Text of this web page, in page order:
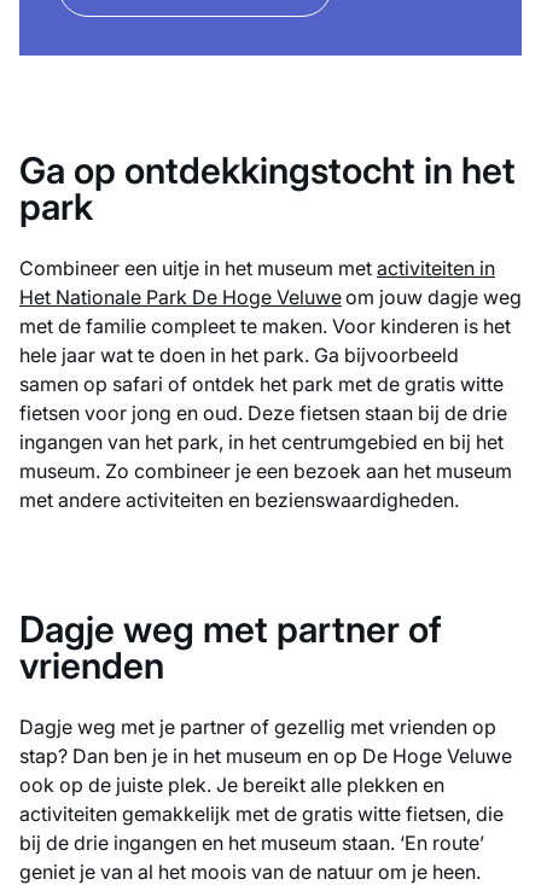
Ga op ontdekkingstocht in het
park
Combineer een uitje in het museum met activiteiten in
Het Nationale Park De Hoge Veluweom jouw dagje weg
met de familie compleet te maken. Voor kinderen is het
hele jaar wat te doen in het park. Ga bijvoorbeeld
samen op safari of ontdek het park met de gratis witte
fietsen voor jong en oud. Deze fietsen staan bij de drie
ingangen van het park, in het centrumgebied en bij het
museum. Zo combineer je een bezoek aan het museum
met andere activiteiten en bezienswaardigheden.
Dagje weg met partner of
vrienden
Dagje weg met je partner of gezellig met vrienden op
stap? Dan ben je in het museum en op De Hoge Veluwe
ook op de juiste plek. Je bereikt alle plekken en
activiteiten gemakkelijk met de gratis witte fietsen, die
bij de drie ingangen en het museum staan. ‘En route’
geniet je van al het moois van de natuur om je heen.